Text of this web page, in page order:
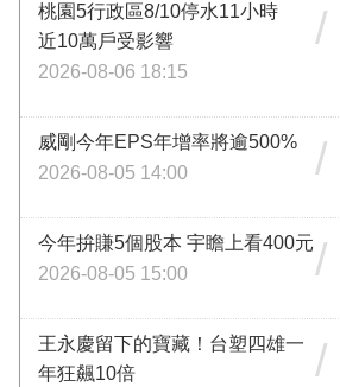
桃園5行政區8/10停水11小時
近10萬戶受影響
2026-08-06 18:15
/
威剛今年EPS年增率將逾500%
2026-08-05 14:00
/
今年拚賺5個股本 宇瞻上看400元
2026-08-05 15:00
/
王永慶留下的寶藏！台塑四雄一
年狂飆10倍
/